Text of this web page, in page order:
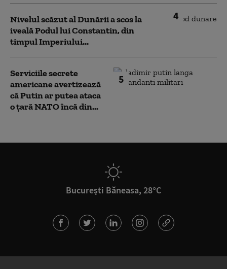
4
Nivelul scăzut al Dunării a scos la
iveală Podul lui Constantin, din
timpul Imperiului...
5
Serviciile secrete
americane avertizează
că Putin ar putea ataca
o țară NATO încă din...
București Băneasa, 28°C